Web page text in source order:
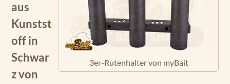
3er-Rutenhalter von myBait
aus
Kunstst
off in
Schwar
z von